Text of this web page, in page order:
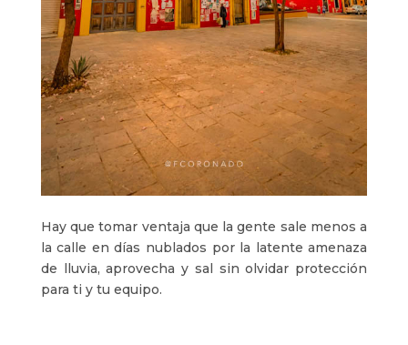
Hay que tomar ventaja que la gente sale menos a
la calle en días nublados por la latente amenaza
de lluvia, aprovecha y sal sin olvidar protección
para ti y tu equipo.